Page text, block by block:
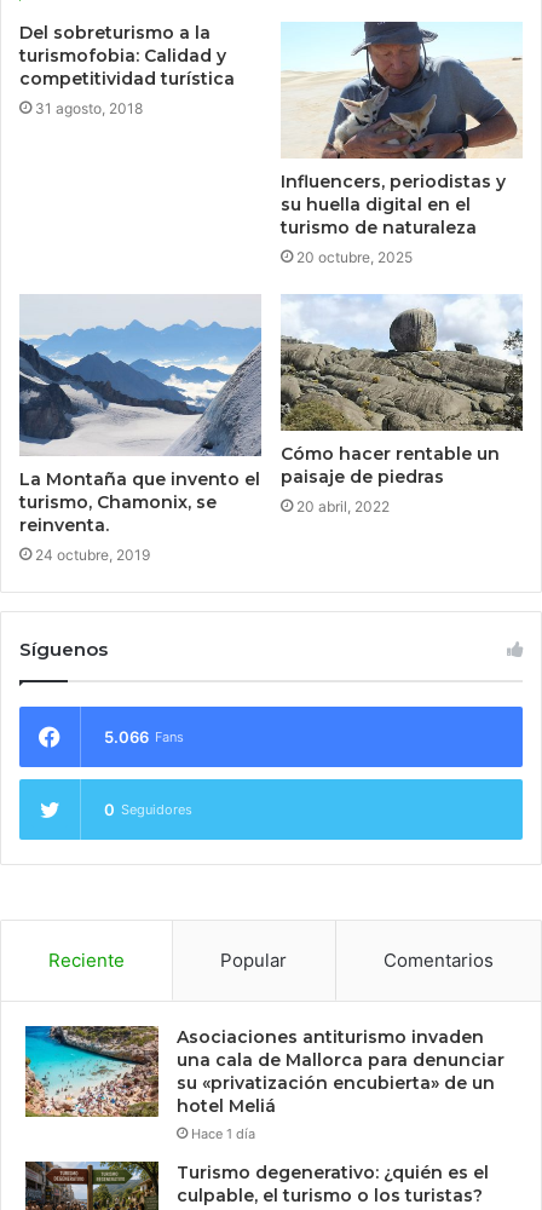
Del sobreturismo a la
turismofobia: Calidad y
competitividad turística
31 agosto, 2018
Influencers, periodistas y
su huella digital en el
turismo de naturaleza
20 octubre, 2025
La Montaña que invento el
turismo, Chamonix, se
reinventa.
24 octubre, 2019
Cómo hacer rentable un
paisaje de piedras
20 abril, 2022
Síguenos
5.066 Fans
0 Seguidores
Reciente Popular Comentarios
Asociaciones antiturismo invaden
una cala de Mallorca para denunciar
su «privatización encubierta» de un
hotel Meliá
Hace 1 día
Turismo degenerativo: ¿quién es el
culpable, el turismo o los turistas?